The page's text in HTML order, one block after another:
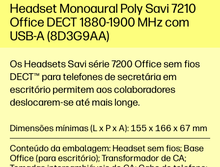
Os Headsets Savi série 7200 Office sem fios
DECT™ para telefones de secretária em
escritório permitem aos colaboradores
deslocarem-se até mais longe.
Dimensões mínimas (L x P x A): 155 x 166 x 67 mm
Conteúdo da embalagem: Headset sem fios; Base
Office (para escritório); Transformador de CA;
Headset Monoaural Poly Savi 7210
Office DECT 1880-1900 MHz com
USB-A (8D3G9AA)